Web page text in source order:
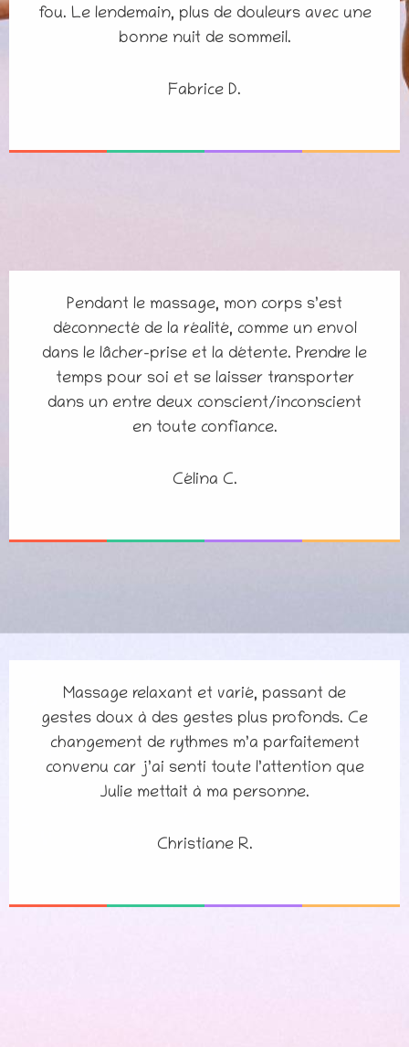
fou. Le lendemain, plus de douleurs avec une
bonne nuit de sommeil.
Fabrice D.
Pendant le massage, mon corps s’est
déconnecté de la réalité, comme un envol
dans le lâcher-prise et la détente. Prendre le
temps pour soi et se laisser transporter
dans un entre deux conscient/inconscient
en toute confiance.
Célina C.
Massage relaxant et varié, passant de
gestes doux à des gestes plus profonds. Ce
changement de rythmes m’a parfaitement
convenu car j’ai senti toute l’attention que
Julie mettait à ma personne.
Christiane R.